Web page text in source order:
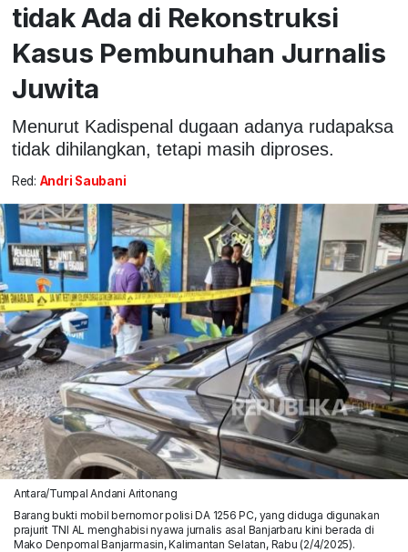
tidak Ada di Rekonstruksi
Kasus Pembunuhan Jurnalis
Juwita
Menurut Kadispenal dugaan adanya rudapaksa
tidak dihilangkan, tetapi masih diproses.
Red: Andri Saubani
Antara/Tumpal Andani Aritonang
Barang bukti mobil bernomor polisi DA 1256 PC, yang diduga digunakan
prajurit TNI AL menghabisi nyawa jurnalis asal Banjarbaru kini berada di
Mako Denpomal Banjarmasin, Kalimantan Selatan, Rabu (2/4/2025).